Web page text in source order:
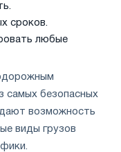
сроков.
любые
самых безопасных
возможность
виды грузов